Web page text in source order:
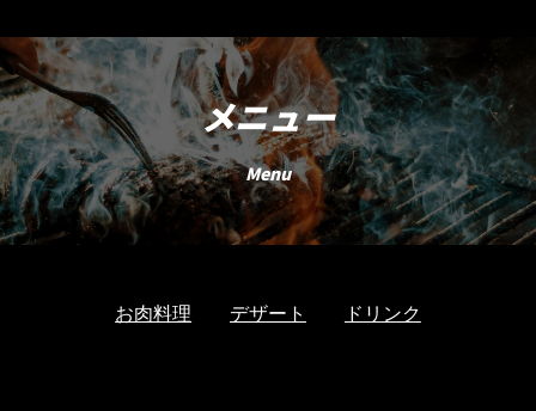
メニュー
Menu
お肉料理 デザート ドリンク